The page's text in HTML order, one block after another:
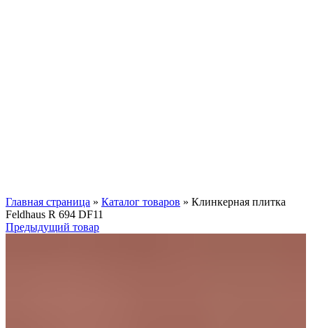
Главная страница » Каталог товаров » Клинкерная плитка
Feldhaus R 694 DF11
Предыдущий товар